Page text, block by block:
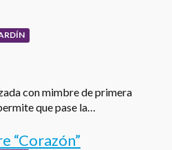
con mimbre de primera
que pase la…
“Corazón”